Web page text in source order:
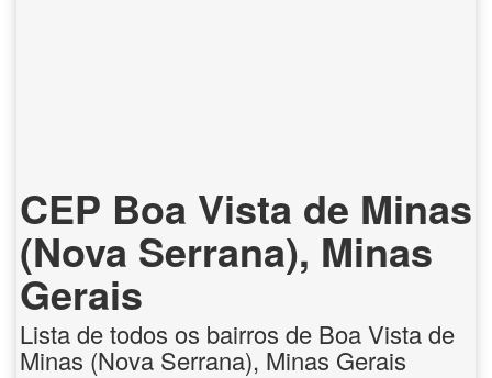
CEP Boa Vista de Minas
(Nova Serrana), Minas
Gerais
Lista de todos os bairros de Boa Vista de
Minas (Nova Serrana), Minas Gerais